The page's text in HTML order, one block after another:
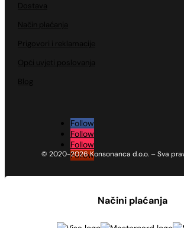
Dostava
Način plaćanja
Prigovori i reklamacije
Opći uvjeti poslovanja
Blog
Follow
Follow
Follow
Follow
© 2020-2026 Konsonanca d.o.o. – Sva
Načini plaćanja